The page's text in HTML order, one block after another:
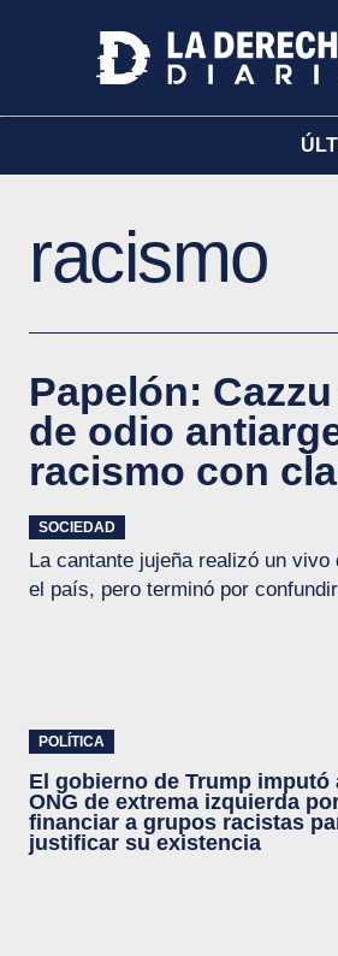
racismo
Papelón:
de odio
racismo con
SOCIEDAD
La cantante jujeña realizó un
el país, pero terminó por
POLÍTICA
El gobierno de Trump imputó
ONG de extrema izquierda
financiar a grupos racistas
justificar su existencia